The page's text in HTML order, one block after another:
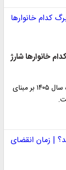
خانوارها شارژ
زمان‌بندی برداشت کالابرگ الکترونیکی در فروردین‌ماه سال ۱۴۰۵ بر مبنای